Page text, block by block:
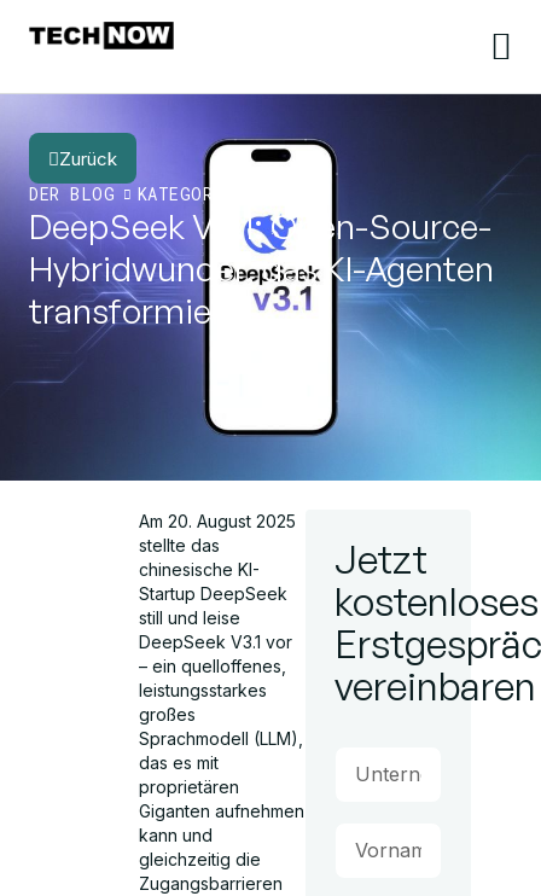
Zurück
DER BLOG
KATEGORIE
DeepSeek V3.1: Open-Source-
Hybridwunder, das KI-Agenten
transformiert
Am 20. August 2025
stellte das
chinesische KI-
Startup DeepSeek
still und leise
DeepSeek V3.1 vor
– ein quelloffenes,
leistungsstarkes
großes
Sprachmodell (LLM),
das es mit
proprietären
Giganten aufnehmen
kann und
gleichzeitig die
Zugangsbarrieren
Jetzt
kostenloses
vereinbaren